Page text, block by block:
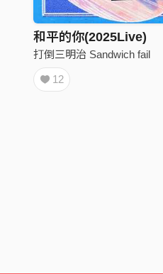
和平的你(2025Live)
打倒三明治 Sandwich fail
12